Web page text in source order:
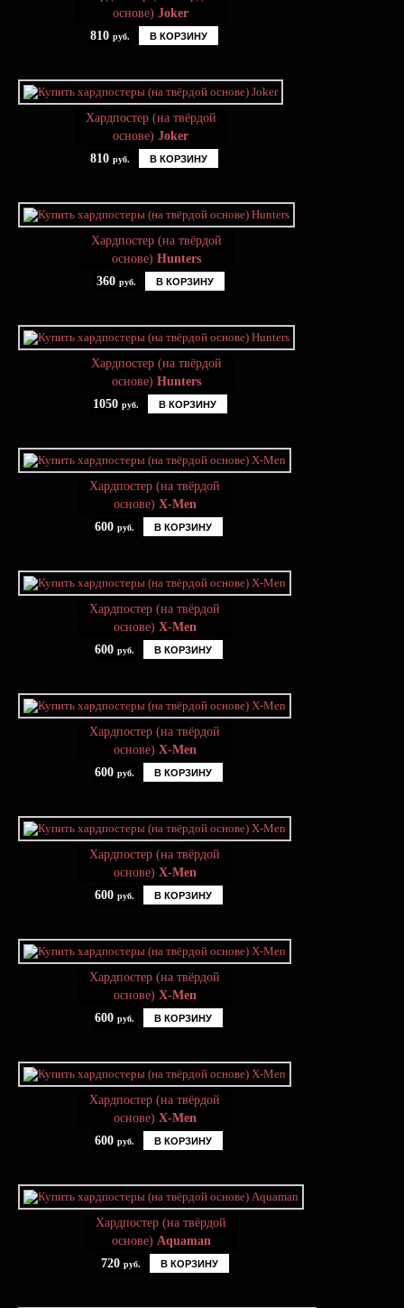
основе) Joker
810 руб. В КОРЗИНУ
Хардпостер (на твёрдой
основе) Joker
810 руб. В КОРЗИНУ
Хардпостер (на твёрдой
основе) Hunters
360 руб. В КОРЗИНУ
Хардпостер (на твёрдой
основе) Hunters
1050 руб. В КОРЗИНУ
Хардпостер (на твёрдой
основе) X-Men
600 руб. В КОРЗИНУ
Хардпостер (на твёрдой
основе) X-Men
600 руб. В КОРЗИНУ
Хардпостер (на твёрдой
основе) X-Men
600 руб. В КОРЗИНУ
Хардпостер (на твёрдой
основе) X-Men
600 руб. В КОРЗИНУ
Хардпостер (на твёрдой
основе) X-Men
600 руб. В КОРЗИНУ
Хардпостер (на твёрдой
основе) X-Men
600 руб. В КОРЗИНУ
Хардпостер (на твёрдой
основе) Aquaman
720 руб. В КОРЗИНУ